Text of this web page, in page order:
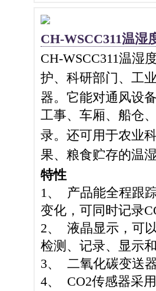
CH-WSCC311温湿
CH-WSCC311温湿
护、科研部门、工
器。它能对通风设
工事、车厢、船仓
录。还可用于农业
果、粮食贮存的温
特性
1、 产品能全程跟
变化，可同时记录
2、 液晶显示，可
检测、记录、显示
3、 二氧化碳变送
4、 CO2传感器采